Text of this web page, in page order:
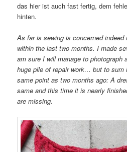
das hier ist auch fast fertig, dem
hinten.
As far is sewing is concerned indeed
within the last two months. I made
am sure I will manage to
huge pile of repair work… but to sum
same point as two months ago: A
same and this time it is nearly
are missing.